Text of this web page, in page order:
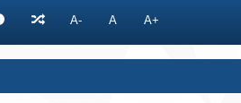
A- A A+